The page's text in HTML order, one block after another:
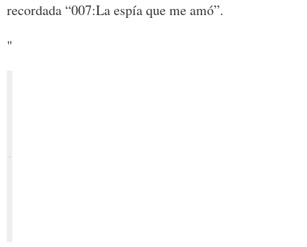
recordada “007:La espía que me amó”.
"